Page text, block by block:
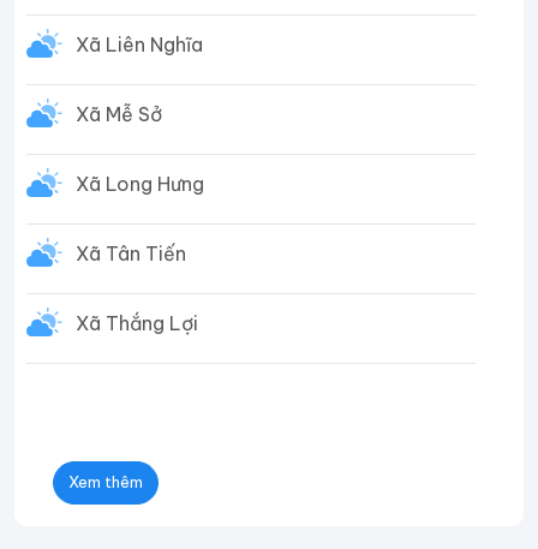
Xã Liên Nghĩa
Xã Mễ Sở
Xã Long Hưng
Xã Tân Tiến
Xã Thắng Lợi
Xem thêm